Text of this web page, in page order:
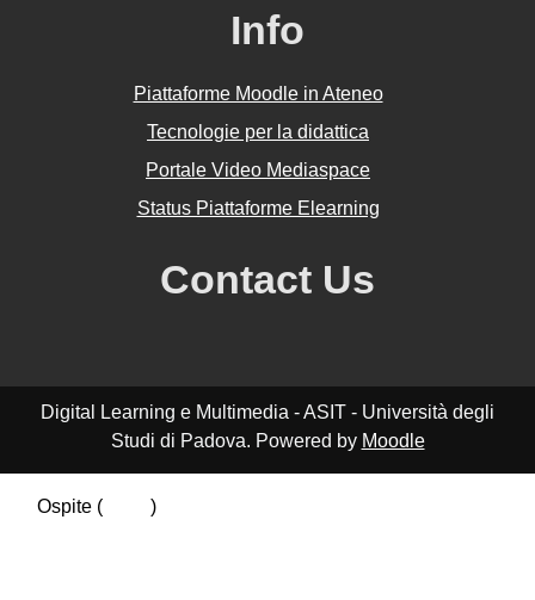
Info
Piattaforme Moodle in Ateneo
Tecnologie per la didattica
Portale Video Mediaspace
Status Piattaforme Elearning
Contact Us
Digital Learning e Multimedia - ASIT - Università degli
Studi di Padova. Powered by Moodle
Ospite (
)